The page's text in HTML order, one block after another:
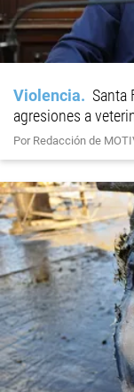
Violencia
Santa
agresiones a
Por Redacción de